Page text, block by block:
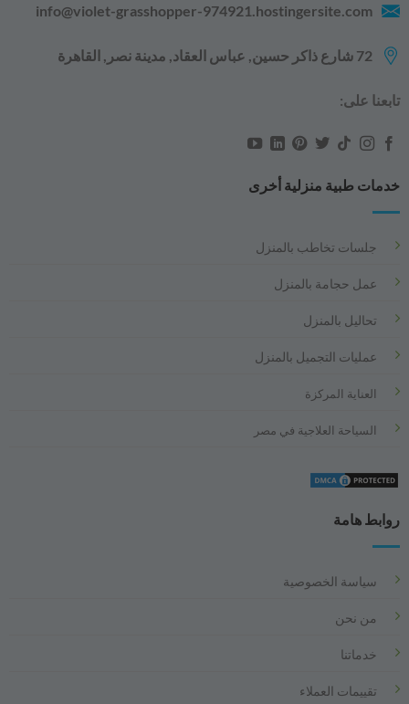
info@violet-grasshopper-974921.hostingersite.com
72 شارع ذاكر حسين, عباس العقاد, مدينة نصر, القاهرة‬‬
تابعنا على:
خدمات طبية منزلية أخرى
جلسات تخاطب بالمنزل
عمل حجامة بالمنزل
تحاليل بالمنزل
عمليات التجميل بالمنزل
العناية المركزة
السياحة العلاجية في مصر
روابط هامة
سياسة الخصوصية
من نحن
خدماتنا
تقييمات العملاء